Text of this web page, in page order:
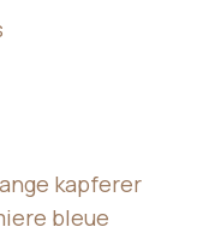
kapferer
bleue